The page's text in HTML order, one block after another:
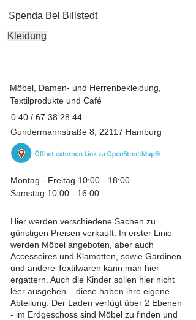
Spenda Bel Billstedt
Kleidung
Möbel, Damen- und Herrenbekleidung,
Textilprodukte und Café
0 40 / 67 38 28 44
Gundermannstraße 8, 22117 Hamburg
Montag - Freitag 10:00 - 18:00
Samstag 10:00 - 16:00
Hier werden verschiedene Sachen zu
günstigen Preisen verkauft. In erster Linie
werden Möbel angeboten, aber auch
Accessoires und Klamotten, sowie Gardinen
und andere Textilwaren kann man hier
ergattern. Auch die Kinder sollen hier nicht
leer ausgehen – diese haben ihre eigene
Abteilung. Der Laden verfügt über 2 Ebenen
- im Erdgeschoss sind Möbel zu finden und